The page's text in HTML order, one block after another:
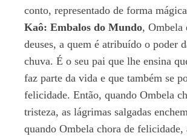
conto, representado de forma
Kaô: Embalos do Mundo, Ombela
deuses, a quem é atribuído o poder
chuva. É o seu pai que lhe ensina
faz parte da vida e que também se
felicidade. Então, quando Ombela
tristeza, as lágrimas salgadas
quando Ombela chora de felicidade,